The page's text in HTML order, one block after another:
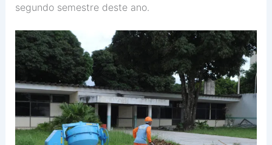
segundo semestre deste ano.